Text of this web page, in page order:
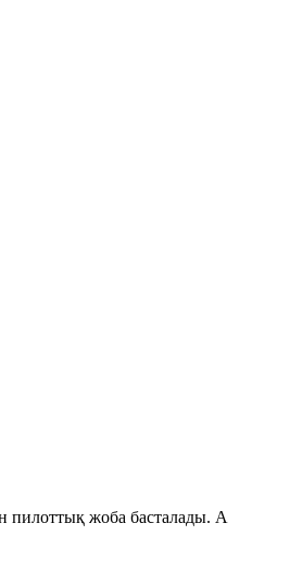
пилоттық жоба басталады. А